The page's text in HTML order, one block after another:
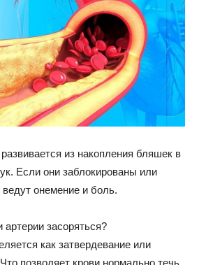
из накопления бляшек в
Если они заблокированы или
онемение и боль.
засоряться?
как затвердевание или